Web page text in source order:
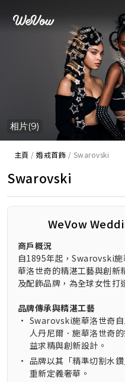
相片(9)
主頁 /婚戒首飾 / Swarovski
Swarovski
WeVow
商戶概況
自1895年起，Swarovski
華洛世奇的精湛工藝與創新
及配飾品牌，為全球女性打
品牌傳承與精湛工藝
• Swarovski施華洛世奇
人丹尼爾．施華洛世奇
益求精與創新設計。
• 品牌以其「精準切割水
重新定義奢華。